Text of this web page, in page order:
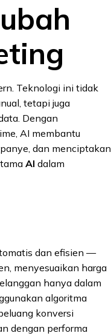
Teknologi ini tidak
tetapi juga
Dengan
AI membantu
dan menciptakan
AI dalam
dan efisien —
menyesuaikan harga
hanya dalam
algoritma
konversi
dengan performa